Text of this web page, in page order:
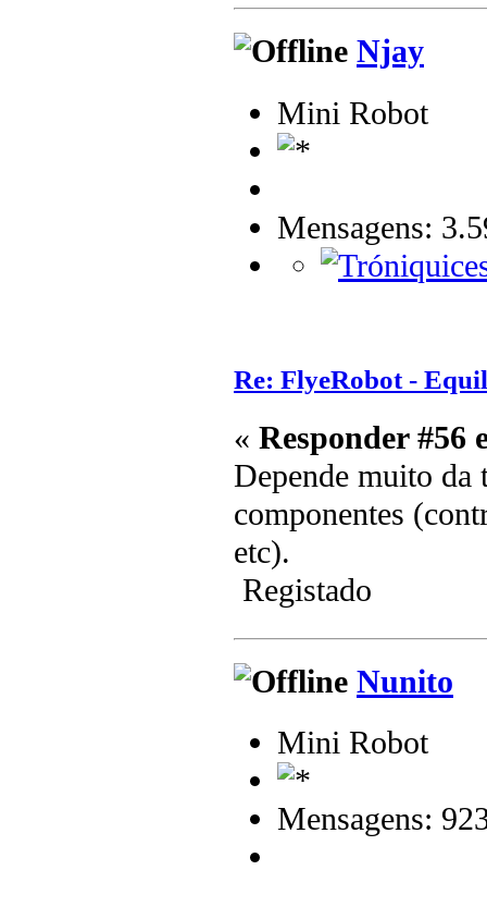
Njay
Mini Robot
Mensagens:
Re: FlyeRobot -
« Responder #56
Depende muito da
componentes
etc).
Registado
Nunito
Mini Robot
Mensagens: